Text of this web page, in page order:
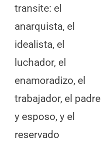
transite: el
anarquista, el
idealista, el
luchador, el
enamoradizo, el
trabajador, el padre
y esposo, y el
reservado